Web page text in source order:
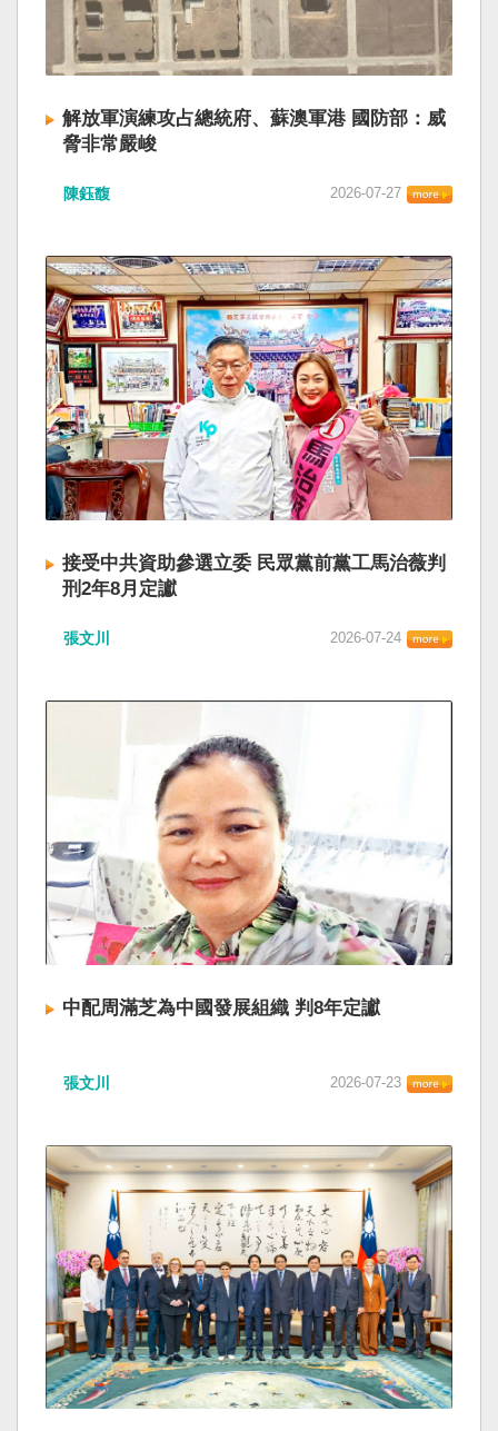
解放軍演練攻占總統府、蘇澳軍港 國防部：威
脅非常嚴峻
陳鈺馥 2026-07-27
接受中共資助參選立委 民眾黨前黨工馬治薇判
刑2年8月定讞
張文川 2026-07-24
中配周滿芝為中國發展組織 判8年定讞
張文川 2026-07-23